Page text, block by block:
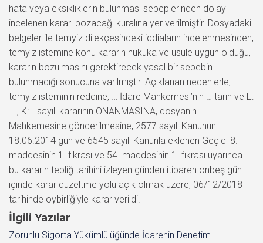
hata veya eksikliklerin bulunması sebeplerinden dolayı
incelenen kararı bozacağı kuralına yer verilmiştir. Dosyadaki
belgeler ile temyiz dilekçesindeki iddiaların incelenmesinden,
temyiz istemine konu kararın hukuka ve usule uygun olduğu,
kararın bozulmasını gerektirecek yasal bir sebebin
bulunmadığı sonucuna varılmıştır. Açıklanan nedenlerle;
temyiz isteminin reddine, … İdare Mahkemesi’nin … tarih ve E:
… , K:… sayılı kararının ONANMASINA, dosyanın
Mahkemesine gönderilmesine, 2577 sayılı Kanunun
18.06.2014 gün ve 6545 sayılı Kanunla eklenen Geçici 8.
maddesinin 1. fıkrası ve 54. maddesinin 1. fıkrası uyarınca
bu kararın tebliğ tarihini izleyen günden itibaren onbeş gün
içinde karar düzeltme yolu açık olmak üzere, 06/12/2018
tarihinde oybirliğiyle karar verildi.
İlgili Yazılar
Zorunlu Sigorta Yükümlülüğünde İdarenin Denetim